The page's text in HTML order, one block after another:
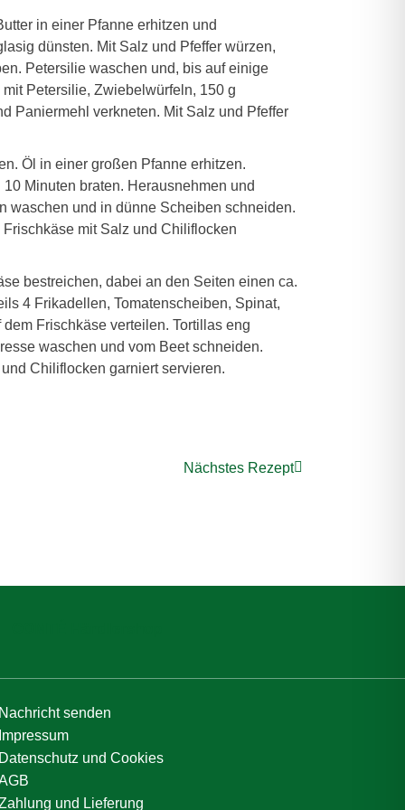
in einer Pfanne erhitzen und
dünsten. Mit Salz und Pfeffer würzen,
Petersilie waschen und, bis auf einige
Petersilie, Zwiebelwürfeln, 150 g
Paniermehl verkneten. Mit Salz und Pfeffer
Öl in einer großen Pfanne erhitzen.
Minuten braten. Herausnehmen und
waschen und in dünne Scheiben schneiden.
mit Salz und Chiliflocken
bestreichen, dabei an den Seiten einen ca.
4 Frikadellen, Tomatenscheiben, Spinat,
Frischkäse verteilen. Tortillas eng
waschen und vom Beet schneiden.
Chiliflocken garniert servieren.
Nächstes Rezept
senden
und Cookies
und Lieferung